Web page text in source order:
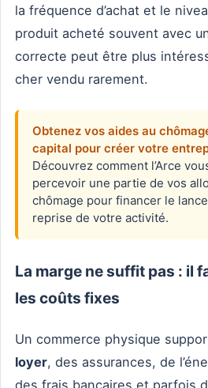
la fréquence d’achat et le
produit acheté souvent avec
correcte peut être plus
cher vendu rarement.
Obtenez vos aides au
capital pour créer votre
Découvrez comment l’Arce
percevoir une partie de vos
chômage pour financer le
reprise de votre activité.
La marge ne suffit pas : il
les coûts fixes
Un commerce physique
loyer, des assurances, de
des frais bancaires et parfois